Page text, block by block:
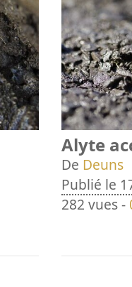
Alyte
De Deuns
Publié le
282 vues -